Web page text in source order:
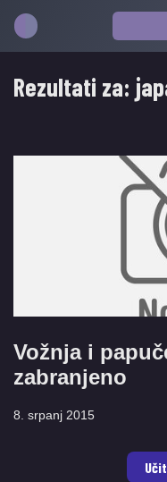
Rezultati za:
Vožnja i
zabranjeno
8. srpanj 2015